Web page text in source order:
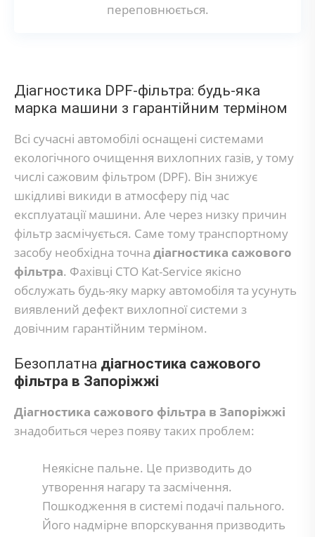
переповнюється.
Діагностика DPF-фільтра: будь-яка
марка машини з гарантійним терміном
Всі сучасні автомобілі оснащені системами
екологічного очищення вихлопних газів, у тому
числі сажовим фільтром (DPF). Він знижує
шкідливі викиди в атмосферу під час
експлуатації машини. Але через низку причин
фільтр засмічується. Саме тому транспортному
засобу необхідна точна діагностика сажового
фільтра. Фахівці СТО Kat-Service якісно
обслужать будь-яку марку автомобіля та усунуть
виявлений дефект вихлопної системи з
довічним гарантійним терміном.
Безоплатна діагностика сажового
фільтра в Запоріжжі
Діагностика сажового фільтра в Запоріжжі
знадобиться через появу таких проблем:
Неякісне пальне. Це призводить до
утворення нагару та засмічення.
Пошкодження в системі подачі пального.
Його надмірне впорскування призводить